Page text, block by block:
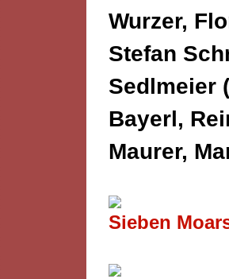
Wurzer,
Stefan
Sedlmeier
Bayerl,
Maurer,
Sieben